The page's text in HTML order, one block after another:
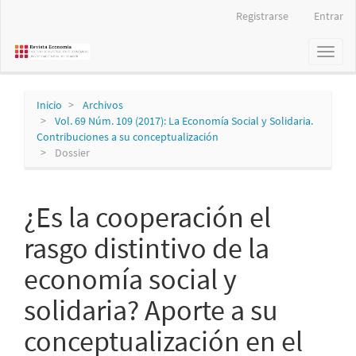
principal
Registrarse Entrar
Toggle
Inicio
Archivos
Vol. 69 Núm. 109 (2017): La Economía Social y Solidaria.
Contribuciones a su conceptualización
Dossier
¿Es la cooperación el
rasgo distintivo de la
economía social y
solidaria? Aporte a su
conceptualización en el